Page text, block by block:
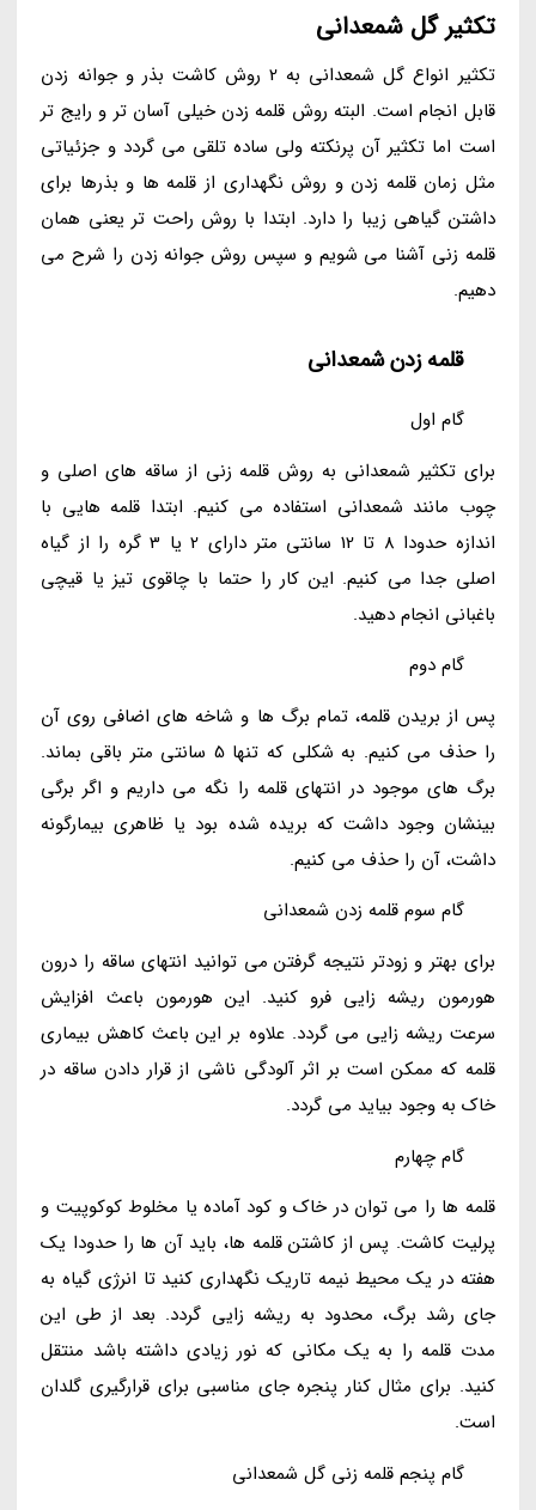
تکثیر گل شمعدانی
تکثیر انواع گل شمعدانی به 2 روش کاشت بذر و جوانه زدن
قابل انجام است. البته روش قلمه زدن خیلی آسان تر و رایج تر
است اما تکثیر آن پرنکته ولی ساده تلقی می گردد و جزئیاتی
مثل زمان قلمه زدن و روش نگهداری از قلمه ها و بذرها برای
داشتن گیاهی زیبا را دارد. ابتدا با روش راحت تر یعنی همان
قلمه زنی آشنا می شویم و سپس روش جوانه زدن را شرح می
دهیم.
قلمه زدن شمعدانی
گام اول
برای تکثیر شمعدانی به روش قلمه زنی از ساقه های اصلی و
چوب مانند شمعدانی استفاده می کنیم. ابتدا قلمه هایی با
اندازه حدودا 8 تا 12 سانتی متر دارای 2 یا 3 گره را از گیاه
اصلی جدا می کنیم. این کار را حتما با چاقوی تیز یا قیچی
باغبانی انجام دهید.
گام دوم
پس از بریدن قلمه، تمام برگ ها و شاخه های اضافی روی آن
را حذف می کنیم. به شکلی که تنها 5 سانتی متر باقی بماند.
برگ های موجود در انتهای قلمه را نگه می داریم و اگر برگی
بینشان وجود داشت که بریده شده بود یا ظاهری بیمارگونه
داشت، آن را حذف می کنیم.
گام سوم قلمه زدن شمعدانی
برای بهتر و زودتر نتیجه گرفتن می توانید انتهای ساقه را درون
هورمون ریشه زایی فرو کنید. این هورمون باعث افزایش
سرعت ریشه زایی می گردد. علاوه بر این باعث کاهش بیماری
قلمه که ممکن است بر اثر آلودگی ناشی از قرار دادن ساقه در
خاک به وجود بیاید می گردد.
گام چهارم
قلمه ها را می توان در خاک و کود آماده یا مخلوط کوکوپیت و
پرلیت کاشت. پس از کاشتن قلمه ها، باید آن ها را حدودا یک
هفته در یک محیط نیمه تاریک نگهداری کنید تا انرژی گیاه به
جای رشد برگ، محدود به ریشه زایی گردد. بعد از طی این
مدت قلمه را به یک مکانی که نور زیادی داشته باشد منتقل
کنید. برای مثال کنار پنجره جای مناسبی برای قرارگیری گلدان
است.
گام پنجم قلمه زنی گل شمعدانی